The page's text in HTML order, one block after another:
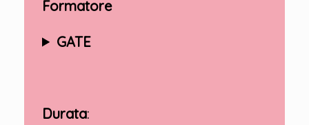
Formatore
GATE
Durata: